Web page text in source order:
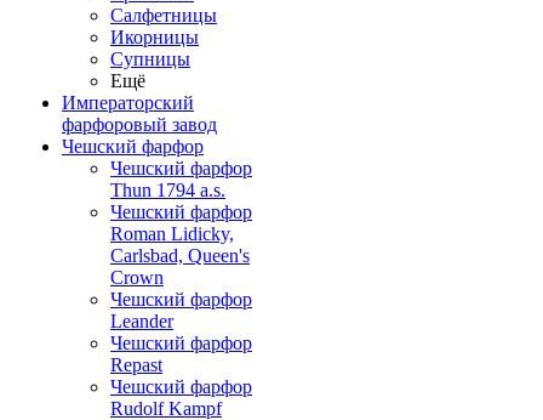
Салфетницы
Икорницы
Супницы
Ещё
Императорский
фарфоровый завод
Чешский фарфор
Чешский фарфор
Thun 1794 a.s.
Чешский фарфор
Roman Lidicky,
Carlsbad, Queen's
Crown
Чешский фарфор
Leander
Чешский фарфор
Repast
Чешский фарфор
Rudolf Kampf